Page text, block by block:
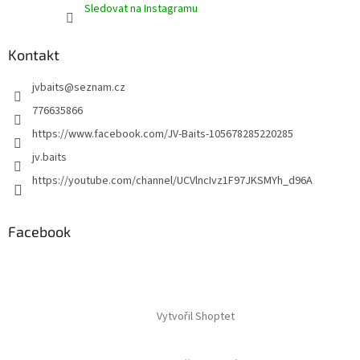
Sledovat na Instagramu
Kontakt
jvbaits@seznam.cz
776635866
https://www.facebook.com/JV-Baits-105678285220285
jv.baits
https://youtube.com/channel/UCVlncIvz1F97JKSMYh_d96A
Facebook
Vytvořil Shoptet